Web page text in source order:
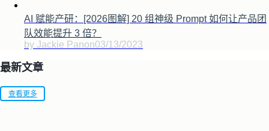
AI 赋能产研：[2026图解] 20 组神级 Prompt 如何让产品团
队效能提升 3 倍？
by Jackie Panon03/13/2023
最新文章
查看更多